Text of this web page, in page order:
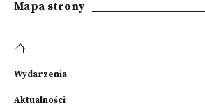
Mapa strony
Wydarzenia
Aktualności